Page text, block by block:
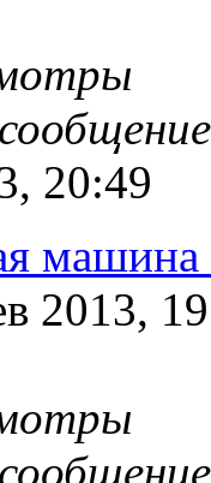
20:49
машина
2013,